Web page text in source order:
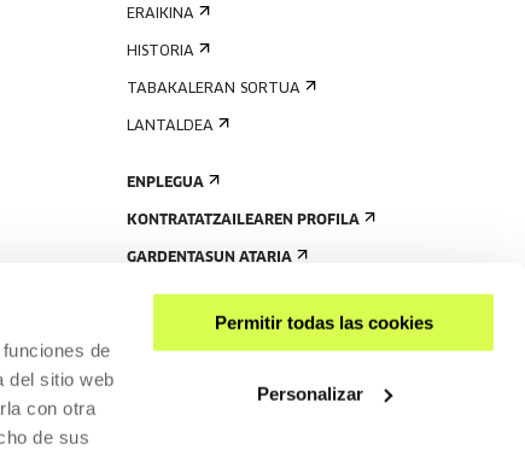
de
del sitio web
con otra
de sus
Permitir todas las cookies
Personalizar
ERAIKINA
HISTORIA
TABAKALERAN SORTUA
LANTALDEA
ENPLEGUA
KONTRATATZAILEAREN PROFILA
GARDENTASUN ATARIA